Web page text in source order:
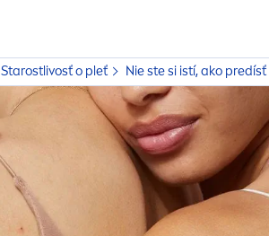
Starostlivosť o pleť Nie ste si istí, ako